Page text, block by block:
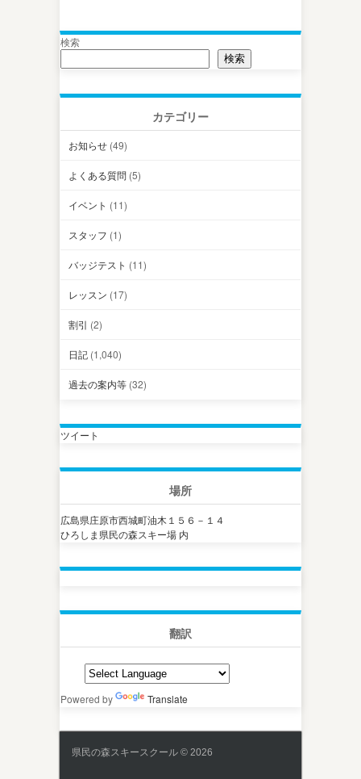
検索
検索
カテゴリー
お知らせ (49)
よくある質問 (5)
イベント (11)
スタッフ (1)
バッジテスト (11)
レッスン (17)
割引 (2)
日記 (1,040)
過去の案内等 (32)
ツイート
場所
広島県庄原市西城町油木１５６－１４
ひろしま県民の森スキー場 内
翻訳
Powered by Translate
県民の森スキースクール © 2026